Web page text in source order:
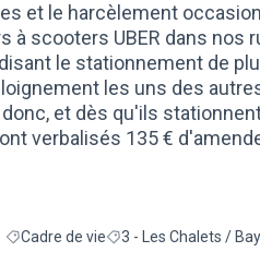
et le harcèlement
à scooters UBER dans nos
le stationnement de
les uns des
et dès qu'ils
verbalisés 135 €
Filtrer les résultats de la catégorie :
Cadre de vieFiltrer les résultats
3 - Les Chalets /